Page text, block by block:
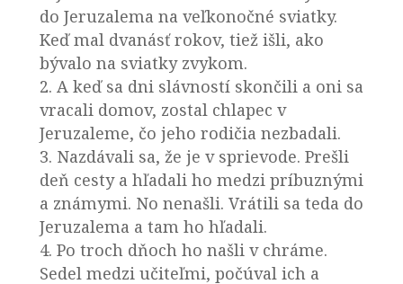
do Jeruzalema na veľkonočné sviatky.
Keď mal dvanásť rokov, tiež išli, ako
bývalo na sviatky zvykom.
2. A keď sa dni slávností skončili a oni sa
vracali domov, zostal chlapec v
Jeruzaleme, čo jeho rodičia nezbadali.
3. Nazdávali sa, že je v sprievode. Prešli
deň cesty a hľadali ho medzi príbuznými
a známymi. No nenašli. Vrátili sa teda do
Jeruzalema a tam ho hľadali.
4. Po troch dňoch ho našli v chráme.
Sedel medzi učiteľmi, počúval ich a